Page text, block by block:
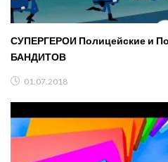
СУПЕРГЕРОИ Полицейские и
БАНДИТОВ
01.07.2018